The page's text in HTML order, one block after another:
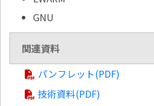
GNU
関連資料
パンフレット(PDF)
技術資料(PDF)